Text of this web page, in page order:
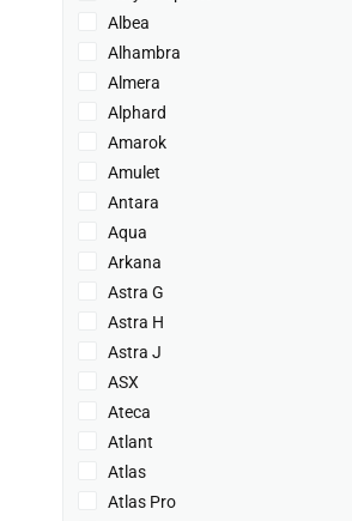
Albea
Alhambra
Almera
Alphard
Amarok
Amulet
Antara
Aqua
Arkana
Astra G
Astra H
Astra J
ASX
Ateca
Atlant
Atlas
Atlas Pro